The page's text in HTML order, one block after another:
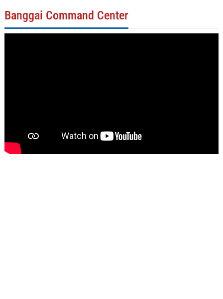
Banggai Command Center